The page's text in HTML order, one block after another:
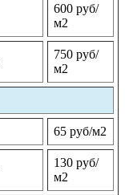
600 руб/
м2
750 руб/
м2
65 руб/м2
130 руб/
м2